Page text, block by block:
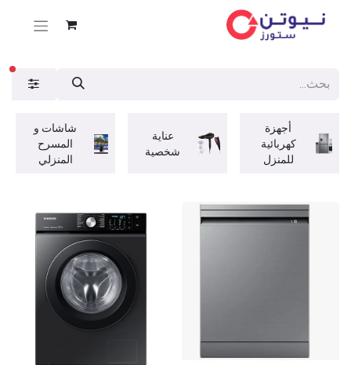
أجهزة
كهربائية
للمنزل
عناية
شخصية
شاشات و
المسرح
المنزلي